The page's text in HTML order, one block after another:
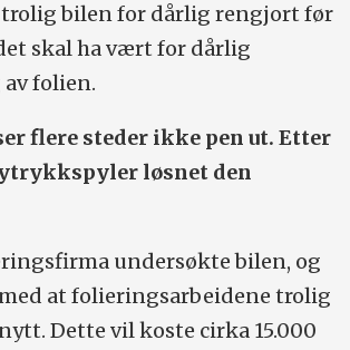
trolig bilen for dårlig rengjort før
skal ha vært for dårlig
folien.
flere steder ikke pen ut. Etter
løsnet den
undersøkte bilen, og
at folieringsarbeidene trolig
Dette vil koste cirka 15.000